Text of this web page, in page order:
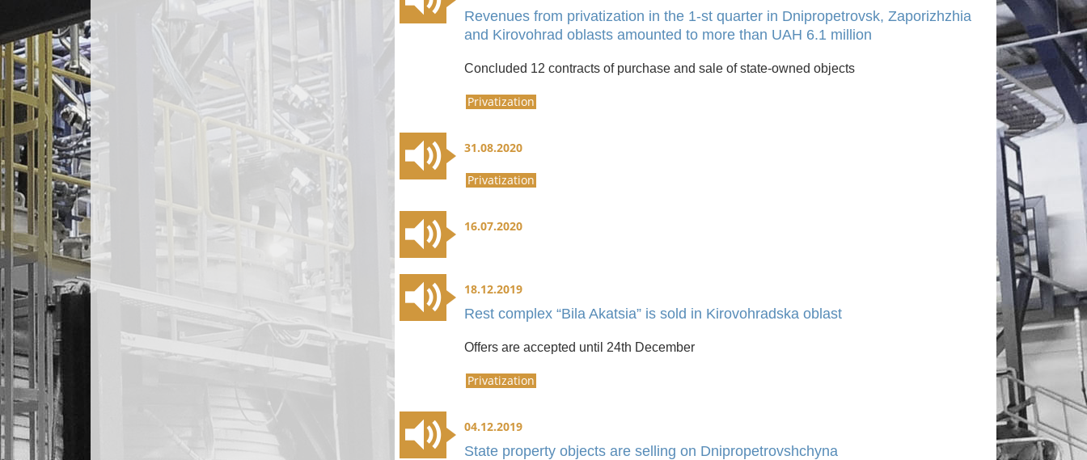
Revenues from privatization in the 1-st quarter in Dnipropetrovsk, Zaporizhzhia
and Kirovohrad oblasts amounted to more than UAH 6.1 million
Concluded 12 contracts of purchase and sale of state-owned objects
Privatization
31.08.2020
Privatization
16.07.2020
18.12.2019
Rest complex “Bila Akatsia” is sold in Kirovohradska oblast
Offers are accepted until 24th December
Privatization
04.12.2019
State property objects are selling on Dnipropetrovshchyna